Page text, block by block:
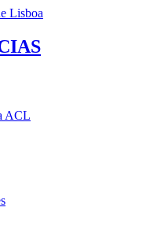
ACL